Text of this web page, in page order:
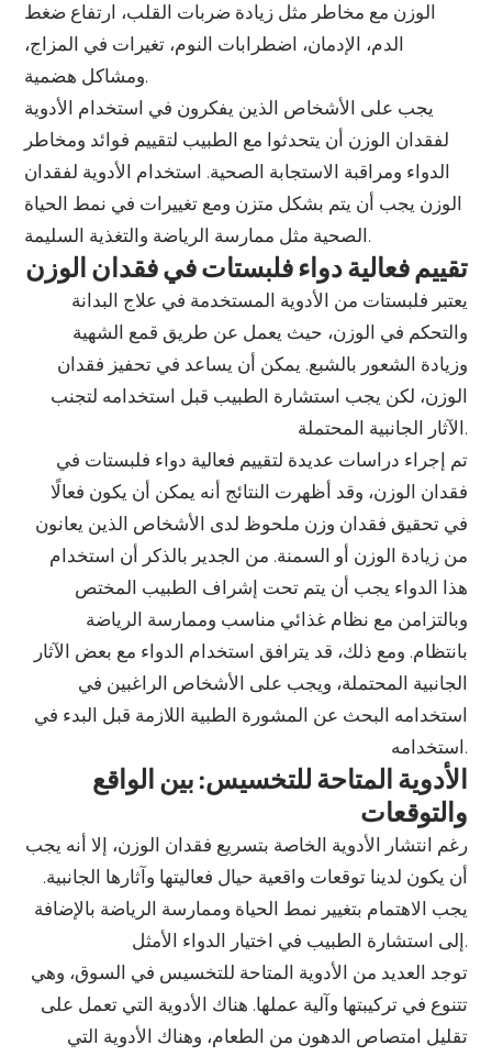
الوزن مع مخاطر مثل زيادة ضربات القلب، ارتفاع ضغط
الدم، الإدمان، اضطرابات النوم، تغيرات في المزاج،
ومشاكل هضمية.
يجب على الأشخاص الذين يفكرون في استخدام الأدوية
لفقدان الوزن أن يتحدثوا مع الطبيب لتقييم فوائد ومخاطر
الدواء ومراقبة الاستجابة الصحية. استخدام الأدوية لفقدان
الوزن يجب أن يتم بشكل متزن ومع تغييرات في نمط الحياة
الصحية مثل ممارسة الرياضة والتغذية السليمة.
تقييم فعالية دواء فلبستات في فقدان الوزن
يعتبر فلبستات من الأدوية المستخدمة في علاج البدانة
والتحكم في الوزن، حيث يعمل عن طريق قمع الشهية
وزيادة الشعور بالشبع. يمكن أن يساعد في تحفيز فقدان
الوزن، لكن يجب استشارة الطبيب قبل استخدامه لتجنب
الآثار الجانبية المحتملة.
تم إجراء دراسات عديدة لتقييم فعالية دواء فلبستات في
فقدان الوزن، وقد أظهرت النتائج أنه يمكن أن يكون فعالًا
في تحقيق فقدان وزن ملحوظ لدى الأشخاص الذين يعانون
من زيادة الوزن أو السمنة. من الجدير بالذكر أن استخدام
هذا الدواء يجب أن يتم تحت إشراف الطبيب المختص
وبالتزامن مع نظام غذائي مناسب وممارسة الرياضة
بانتظام. ومع ذلك، قد يترافق استخدام الدواء مع بعض الآثار
الجانبية المحتملة، ويجب على الأشخاص الراغبين في
استخدامه البحث عن المشورة الطبية اللازمة قبل البدء في
استخدامه.
الأدوية المتاحة للتخسيس: بين الواقع
والتوقعات
رغم انتشار الأدوية الخاصة بتسريع فقدان الوزن، إلا أنه يجب
أن يكون لدينا توقعات واقعية حيال فعاليتها وآثارها الجانبية.
يجب الاهتمام بتغيير نمط الحياة وممارسة الرياضة بالإضافة
إلى استشارة الطبيب في اختيار الدواء الأمثل.
توجد العديد من الأدوية المتاحة للتخسيس في السوق، وهي
تتنوع في تركيبتها وآلية عملها. هناك الأدوية التي تعمل على
تقليل امتصاص الدهون من الطعام، وهناك الأدوية التي